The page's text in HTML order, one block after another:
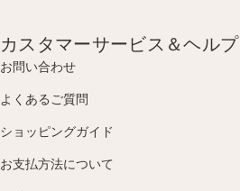
カスタマーサービス＆ヘルプ
お問い合わせ
よくあるご質問
ショッピングガイド
お支払方法について